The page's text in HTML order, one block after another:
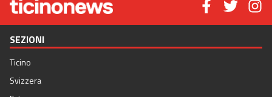
SEZIONI
Ticino
Svizzera